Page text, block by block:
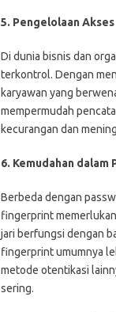
5. Pengelolaan
Di dunia bisnis dan
terkontrol. Dengan
karyawan yang
mempermudah
kecurangan dan
6. Kemudahan
Berbeda dengan
fingerprint
jari berfungsi dengan
fingerprint umumnya
metode otentikasi
sering.